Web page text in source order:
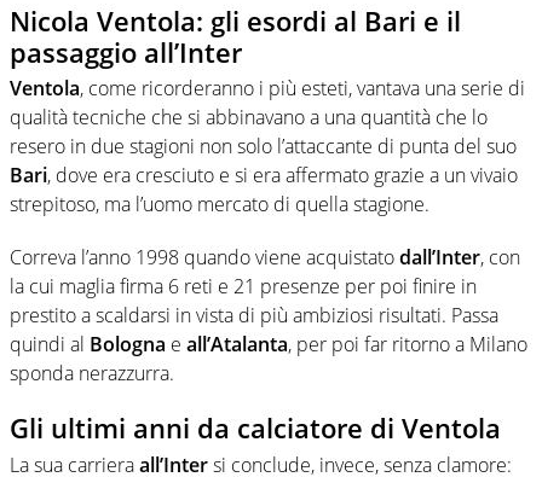
Nicola Ventola: gli esordi al Bari e il
passaggio all’Inter
Ventola, come ricorderanno i più esteti, vantava una serie di
qualità tecniche che si abbinavano a una quantità che lo
resero in due stagioni non solo l’attaccante di punta del suo
Bari, dove era cresciuto e si era affermato grazie a un vivaio
strepitoso, ma l’uomo mercato di quella stagione.
Correva l’anno 1998 quando viene acquistatodall’Inter, con
la cui maglia firma 6 reti e 21 presenze per poi finire in
prestito a scaldarsi in vista di più ambiziosi risultati. Passa
quindi al Bologna e all’Atalanta, per poi far ritorno a Milano
sponda nerazzurra.
Gli ultimi anni da calciatore di Ventola
La sua carrieraall’Intersi conclude, invece, senza clamore: